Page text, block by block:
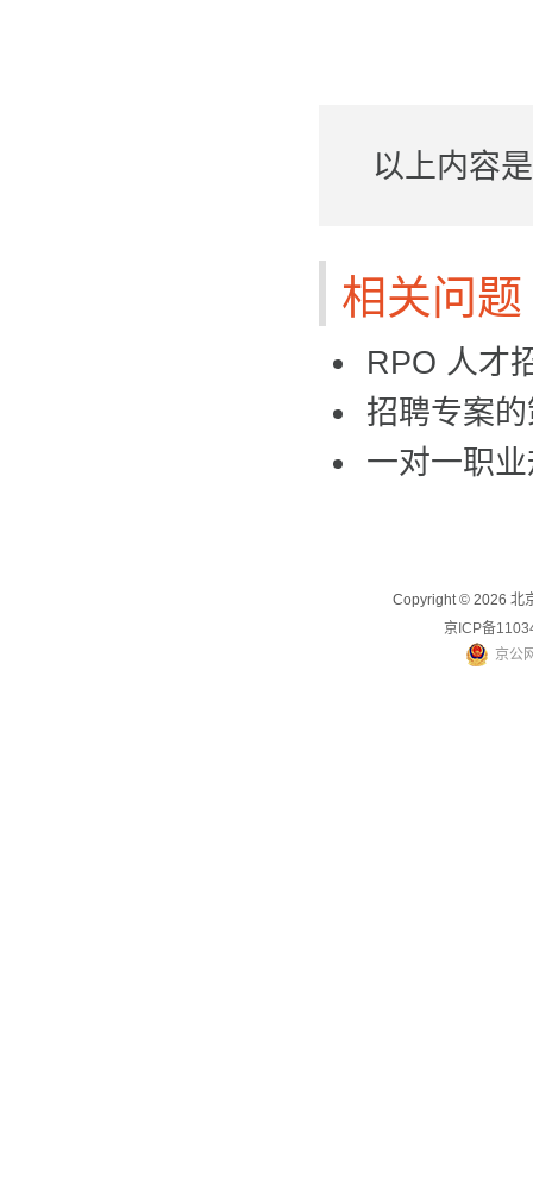
以上内容
相关问题
RPO 人才
招聘专案
一对一职
Copyright © 2026 北
京ICP备
京公